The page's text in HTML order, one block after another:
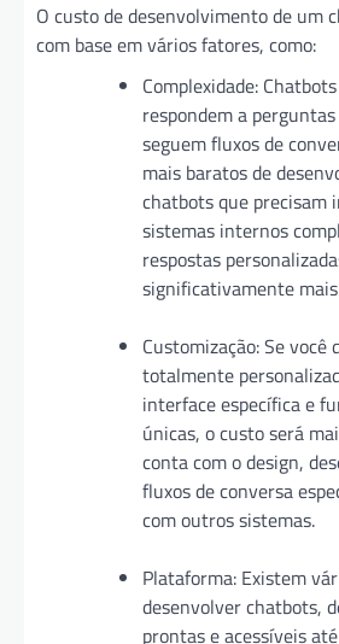
O custo de desenvolvimento de um
com base em vários fatores, como:
Complexidade:
respondem a
seguem fluxos de
mais baratos de
chatbots que precisam
sistemas internos
respostas
significativamente
Customização: Se
totalmente
interface específica e
únicas, o custo será
conta com o design,
fluxos de conversa
com outros sistemas.
Plataforma: Existem
desenvolver chatbots,
prontas e acessíveis